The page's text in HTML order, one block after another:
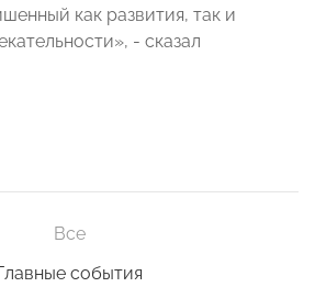
как развития, так и
- сказал
Все
события